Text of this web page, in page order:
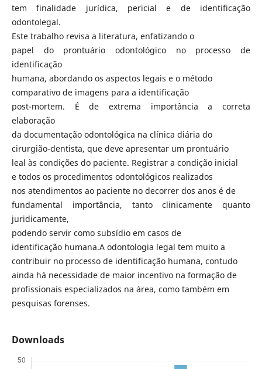
tem finalidade jurídica, pericial e de identificação
odontolegal.
Este trabalho revisa a literatura, enfatizando o
papel do prontuário odontológico no processo de
identificação
humana, abordando os aspectos legais e o método
comparativo de imagens para a identificação
post-mortem. É de extrema importância a correta
elaboração
da documentação odontológica na clínica diária do
cirurgião-dentista, que deve apresentar um prontuário
leal às condições do paciente. Registrar a condição inicial
e todos os procedimentos odontológicos realizados
nos atendimentos ao paciente no decorrer dos anos é de
fundamental importância, tanto clinicamente quanto
juridicamente,
podendo servir como subsídio em casos de
identificação humana.A odontologia legal tem muito a
contribuir no processo de identificação humana, contudo
ainda há necessidade de maior incentivo na formação de
profissionais especializados na área, como também em
pesquisas forenses.
Downloads